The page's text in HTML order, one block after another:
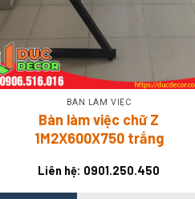
BÀN LÀM VIỆC
Bàn làm việc chữ Z
1M2X600X750 trắng
Liên hệ: 0901.250.450